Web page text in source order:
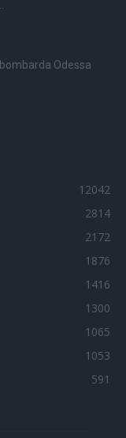
Odessa
12042
2814
2172
1876
1416
1300
1065
1053
591